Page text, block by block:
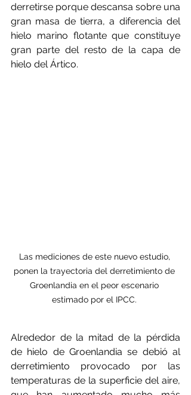
derretirse porque descansa sobre una
gran masa de tierra, a diferencia del
hielo marino flotante que constituye
gran parte del resto de la capa de
hielo del Ártico.
Las mediciones de este nuevo estudio,
ponen la trayectoria del derretimiento de
Groenlandia en el peor escenario
estimado por el IPCC.
Alrededor de la mitad de la pérdida
de hielo de Groenlandia se debió al
derretimiento provocado por las
temperaturas de la superficie del aire,